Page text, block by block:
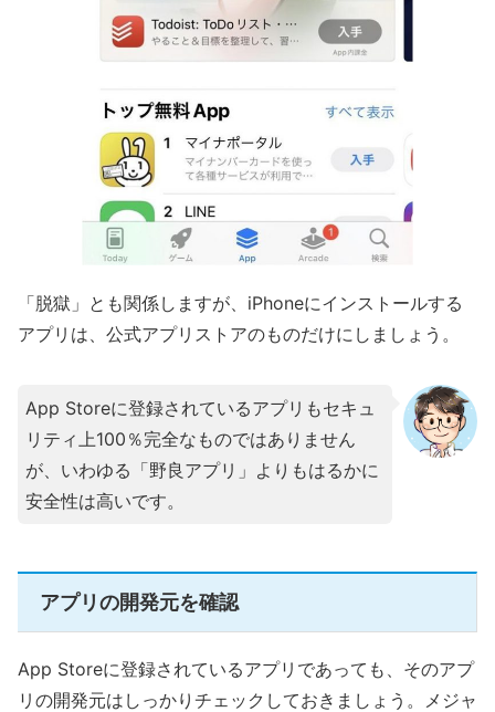
「脱獄」とも関係しますが、iPhoneにインストールする
アプリは、公式アプリストアのものだけにしましょう。
App Storeに登録されているアプリもセキュ
リティ上100％完全なものではありません
が、いわゆる「野良アプリ」よりもはるかに
安全性は高いです。
アプリの開発元を確認
App Storeに登録されているアプリであっても、そのアプ
リの開発元はしっかりチェックしておきましょう。メジャ